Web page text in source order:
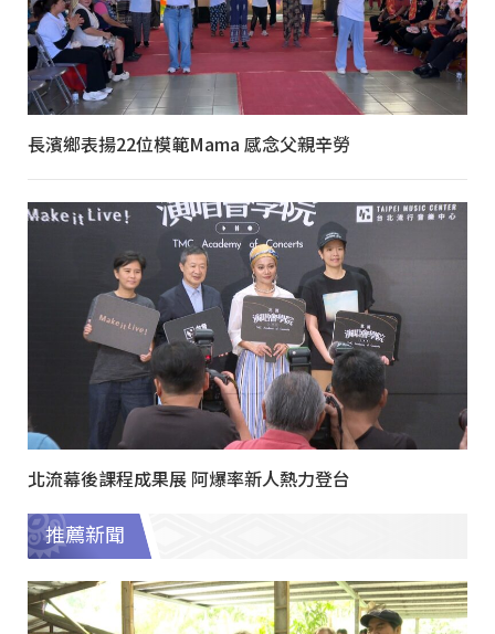
長濱鄉表揚22位模範Mama 感念父親辛勞
北流幕後課程成果展 阿爆率新人熱力登台
推薦新聞